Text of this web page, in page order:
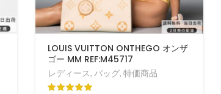
LOUIS VUITTON ONTHEGO オンザ
ゴー MM REF:M45717
レディース, バッグ, 特価商品